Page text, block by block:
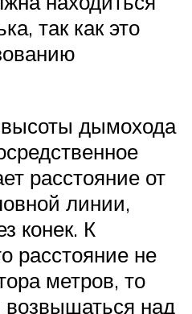
так как это
дымохода
расстояние от
линии,
конек. К
расстояние не
метров, то
над